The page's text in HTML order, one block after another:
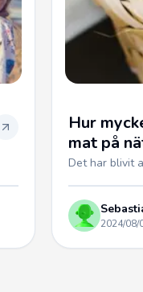
Hur
mat på
Det har blivit
2024/08/